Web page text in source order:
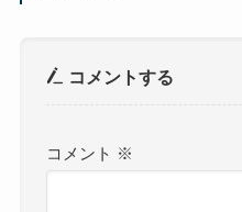
コメントする
コメント ※